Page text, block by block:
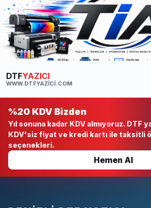
DTFYAZICI
WWW.DTFYAZICI.COM
%20 KDV Bizden
Yıl sonuna kadar KDV almıyoruz. DTF
KDV'siz fiyat ve kredi kartı ile taksitli
seçenekleri.
Hemen Al